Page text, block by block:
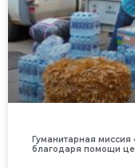
Гуманитарная
благодаря помощи